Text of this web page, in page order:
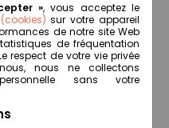
», vous acceptez le
sur votre appareil
de notre site Web
de fréquentation
respect de votre vie privée
nous ne collectons
sans votre